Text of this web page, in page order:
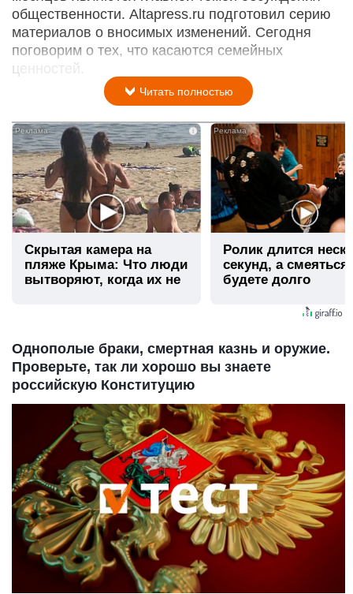
общественности. Altapress.ru подготовил серию
материалов о вносимых изменений. Сегодня
поговорим о тех, что касаются семейных
ценностей.
Читать полностью
i
Скрытая камера на
пляже Крыма: Что люди
вытворяют, когда их не
Ролик длится
секунд, а
будете долго
Однополые браки, смертная казнь и оружие.
Проверьте, так ли хорошо вы знаете
российскую Конституцию